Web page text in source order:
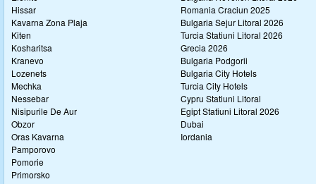
Hissar
Kavarna Zona Plaja
Kiten
Kosharitsa
Kranevo
Lozenets
Mechka
Nessebar
Nisipurile De Aur
Obzor
Oras Kavarna
Pamporovo
Pomorie
Primorsko
Romania Craciun 2025
Bulgaria Sejur Litoral 2026
Turcia Statiuni Litoral 2026
Grecia 2026
Bulgaria Podgorii
Bulgaria City Hotels
Turcia City Hotels
Cypru Statiuni Litoral
Egipt Statiuni Litoral 2026
Dubai
Iordania